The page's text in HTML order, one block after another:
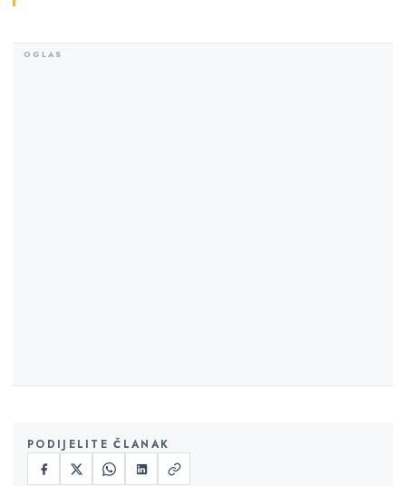
PODIJELITE ČLANAK